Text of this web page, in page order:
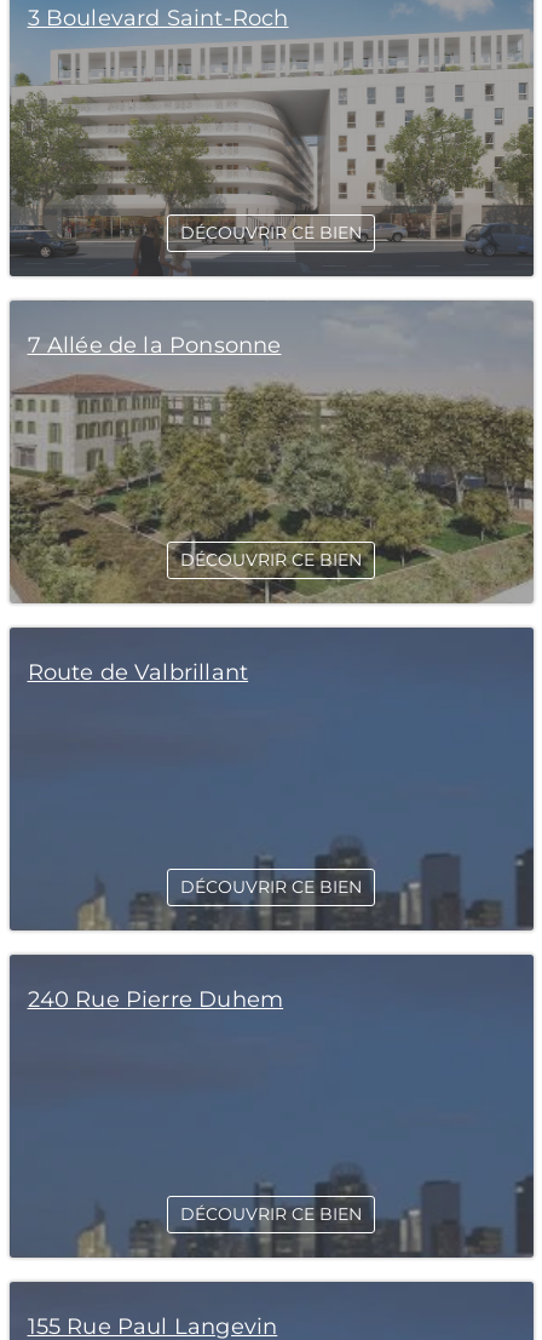
3 Boulevard Saint-Roch
DÉCOUVRIR CE BIEN
7 Allée de la Ponsonne
DÉCOUVRIR CE BIEN
Route de Valbrillant
DÉCOUVRIR CE BIEN
240 Rue Pierre Duhem
DÉCOUVRIR CE BIEN
155 Rue Paul Langevin